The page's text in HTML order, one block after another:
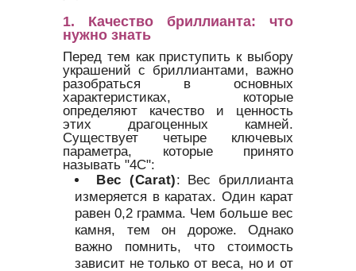
1. Качество бриллианта: что
нужно знать
Перед тем как приступить к выбору
украшений с бриллиантами, важно
разобраться в основных
характеристиках, которые
определяют качество и ценность
этих драгоценных камней.
Существует четыре ключевых
параметра, которые принято
называть "4С":
Вес (Carat): Вес бриллианта
измеряется в каратах. Один карат
равен 0,2 грамма. Чем больше вес
камня, тем он дороже. Однако
важно помнить, что стоимость
зависит не только от веса, но и от